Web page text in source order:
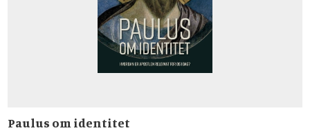
Paulus om identitet